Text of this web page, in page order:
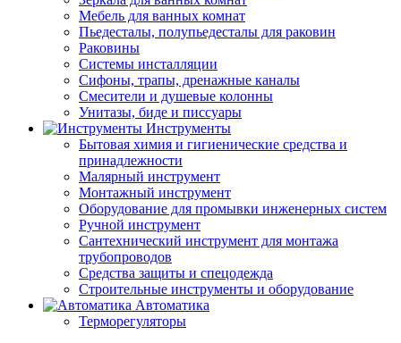
Мебель для ванных комнат
Пьедесталы, полупьедесталы для раковин
Раковины
Системы инсталляции
Сифоны, трапы, дренажные каналы
Смесители и душевые колонны
Унитазы, биде и писсуары
Инструменты
Бытовая химия и гигиенические средства и
принадлежности
Малярный инструмент
Монтажный инструмент
Оборудование для промывки инженерных систем
Ручной инструмент
Сантехнический инструмент для монтажа
трубопроводов
Средства защиты и спецодежда
Строительные инструменты и оборудование
Автоматика
Терморегуляторы